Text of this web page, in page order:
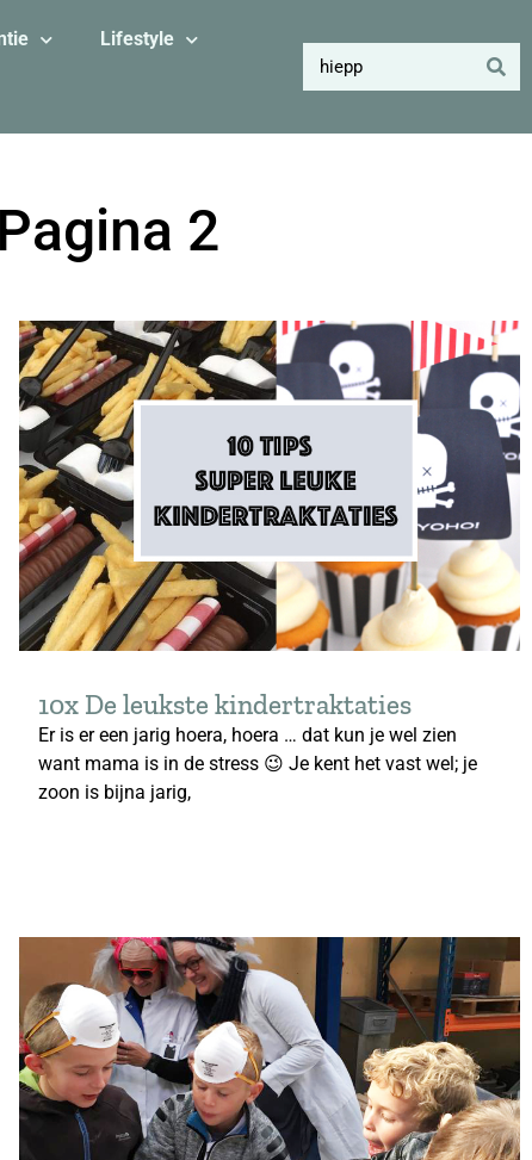
Lifestyle
2
10x De leukste kindertraktaties
Er is er een jarig hoera, hoera … dat kun je wel zien
want mama is in de stress 😉 Je kent het vast wel; je
zoon is bijna jarig,